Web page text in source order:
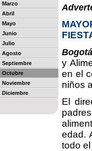
Marzo
Abril
Mayo
Junio
Julio
Agosto
Septiembre
Octubre
Noviembre
Diciembre
y
en el
niños
El
edad.
todo